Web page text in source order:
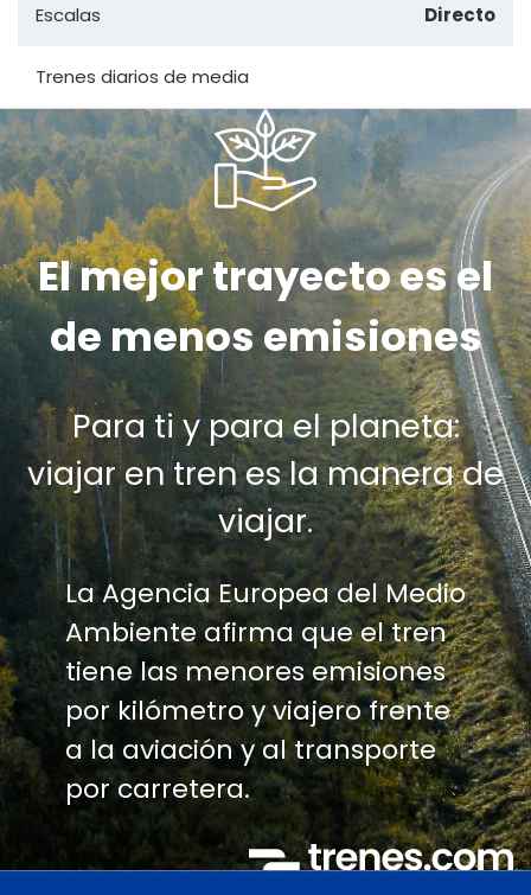
Escalas Directo
Trenes diarios de media
El mejor trayecto es el
de menos emisiones
Para ti y para el planeta:
viajar en tren es la manera de
viajar.
La Agencia Europea del Medio
Ambiente afirma que el tren
tiene las menores emisiones
por kilómetro y viajero frente
a la aviación y al transporte
por carretera.